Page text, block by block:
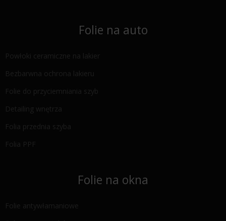
Folie na auto
Powłoki ceramiczne na lakier
Bezbarwna ochrona lakieru
Folie do przyciemniania szyb
Detailing wnętrza
Folia przednia szyba
Folia PPF
Folie na okna
Folie antywłamaniowe